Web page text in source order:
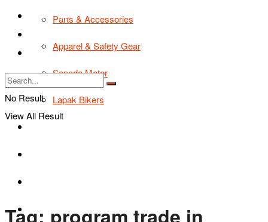
Parts & Accessories
Apparel & Safety Gear
Sepeda Motor
Lapak Bikers
TIPS & TRIK
Tentang Kami
No Result
View All Result
Tag: program trade in